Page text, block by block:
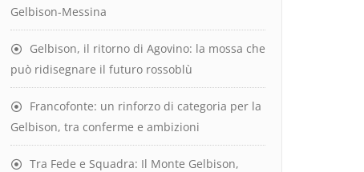
Gelbison-Messina
Gelbison, il ritorno di Agovino: la mossa che
può ridisegnare il futuro rossoblù
Francofonte: un rinforzo di categoria per la
Gelbison, tra conferme e ambizioni
Tra Fede e Squadra: Il Monte Gelbison,